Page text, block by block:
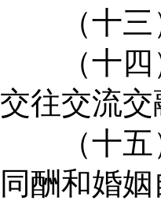
（十三）
（十四）
交往交流
（十五）
同酬和婚